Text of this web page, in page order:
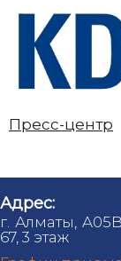
Пресс-центр
Адрес:
г. Алматы,
67, 3 этаж